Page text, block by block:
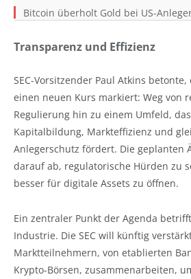
Bitcoin überholt Gold bei US-
Transparenz und Effizienz
SEC-Vorsitzender Paul Atkins betonte,
einen neuen Kurs markiert: Weg von
Regulierung hin zu einem Umfeld,
Kapitalbildung, Markteffizienz und
Anlegerschutz fördert. Die geplanten
darauf ab, regulatorische Hürden zu
besser für digitale Assets zu öffnen.
Ein zentraler Punkt der Agenda
Industrie. Die SEC will künftig
Marktteilnehmern, von etablierten
Krypto-Börsen, zusammenarbeiten,